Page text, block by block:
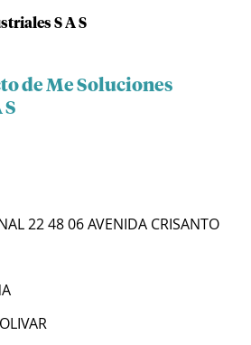
S A S
de Me Soluciones
22 48 06 AVENIDA CRISANTO